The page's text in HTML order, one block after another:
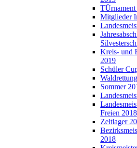
TÜrnament
Mitglieder
Kreis- und
2019
Schüler
Sommer
Freien 2018
Zeltlager
2018